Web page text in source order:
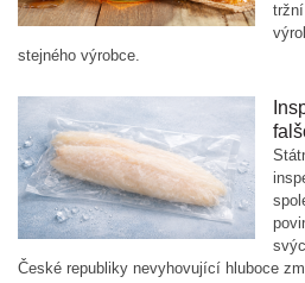
stejného výrobce.
České republiky nevyhovující hluboce